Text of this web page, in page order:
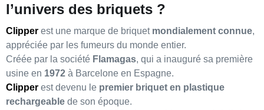
l’univers des briquets ?
Clipper est une marque de briquet mondialement connue,
appréciée par les fumeurs du monde entier.
Créée par la société Flamagas, qui a inauguré sa première
usine en 1972 à Barcelone en Espagne.
Clipper est devenu le premier briquet en plastique
rechargeable de son époque.